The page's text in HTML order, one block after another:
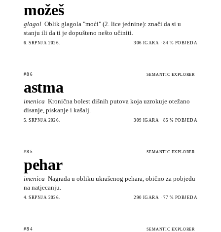
možeš
glagol Oblik glagola "moći" (2. lice jednine): znači da si u
stanju ili da ti je dopušteno nešto učiniti.
6. SRPNJA 2026. 306 IGARA · 84 % POBJEDA
#86 SEMANTIC EXPLORER
astma
imenica Kronična bolest dišnih putova koja uzrokuje otežano
disanje, piskanje i kašalj.
5. SRPNJA 2026. 309 IGARA · 85 % POBJEDA
#85 SEMANTIC EXPLORER
pehar
imenica Nagrada u obliku ukrašenog pehara, obično za pobjedu
na natjecanju.
4. SRPNJA 2026. 290 IGARA · 77 % POBJEDA
#84 SEMANTIC EXPLORER